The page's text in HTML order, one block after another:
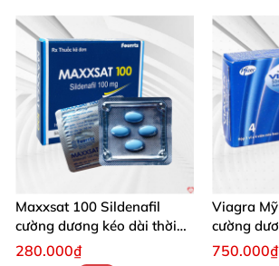
Maxxsat 100 Sildenafil
cường dương kéo dài thời
gian cho nam
280.000₫
Viagra
cường
gian nhập
750.000₫